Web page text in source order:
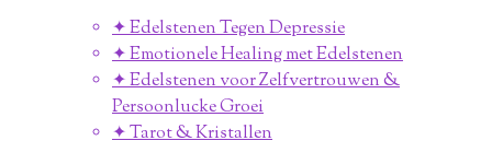
✦ Edelstenen Tegen Depressie
✦ Emotionele Healing met Edelstenen
✦ Edelstenen voor Zelfvertrouwen &
Persoonlucke Groei
✦ Tarot & Kristallen